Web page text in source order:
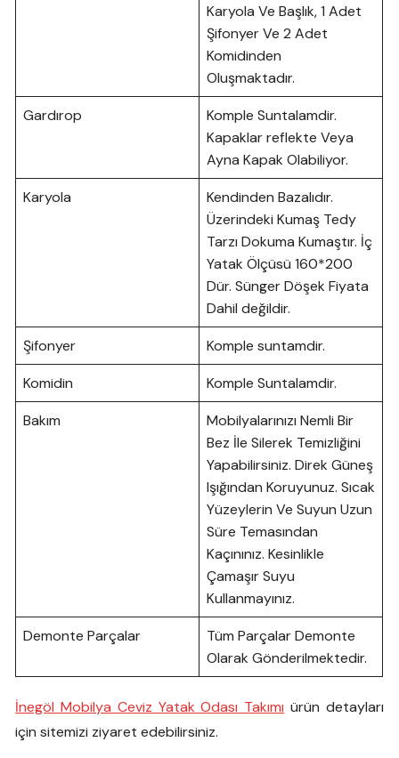
Karyola Ve Başlık, 1 Adet
Şifonyer Ve 2 Adet
Komidinden
Oluşmaktadır.
Gardırop
Komple Suntalamdir.
Kapaklar reflekte Veya
Ayna Kapak Olabiliyor.
Karyola
Kendinden Bazalıdır.
Üzerindeki Kumaş Tedy
Tarzı Dokuma Kumaştır. İç
Yatak Ölçüsü 160*200
Dür. Sünger Döşek Fiyata
Dahil değildir.
Şifonyer
Komple suntamdir.
Komidin
Komple Suntalamdir.
Bakım
Mobilyalarınızı Nemli Bir
Bez İle Silerek Temizliğini
Yapabilirsiniz. Direk Güneş
Işığından Koruyunuz. Sıcak
Yüzeylerin Ve Suyun Uzun
Süre Temasından
Kaçınınız. Kesinlikle
Çamaşır Suyu
Kullanmayınız.
Demonte Parçalar
Tüm Parçalar Demonte
Olarak Gönderilmektedir.
İnegöl Mobilya Ceviz Yatak Odası Takımı ürün detayları
için sitemizi ziyaret edebilirsiniz.